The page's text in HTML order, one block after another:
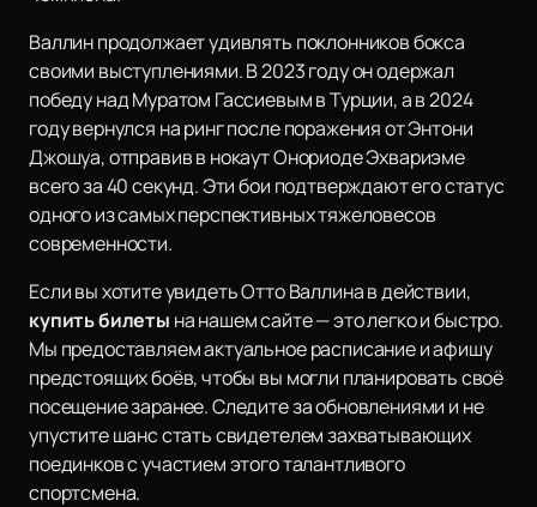
Валлин продолжает удивлять поклонников бокса
своими выступлениями. В 2023 году он одержал
победу над Муратом Гассиевым в Турции, а в 2024
году вернулся на ринг после поражения от Энтони
Джошуа, отправив в нокаут Онориоде Эхвариэме
всего за 40 секунд. Эти бои подтверждают его статус
одного из самых перспективных тяжеловесов
современности.
Если вы хотите увидеть Отто Валлина в действии,
купить билеты на нашем сайте — это легко и быстро.
Мы предоставляем актуальное расписание и афишу
предстоящих боёв, чтобы вы могли планировать своё
посещение заранее. Следите за обновлениями и не
упустите шанс стать свидетелем захватывающих
поединков с участием этого талантливого
спортсмена.